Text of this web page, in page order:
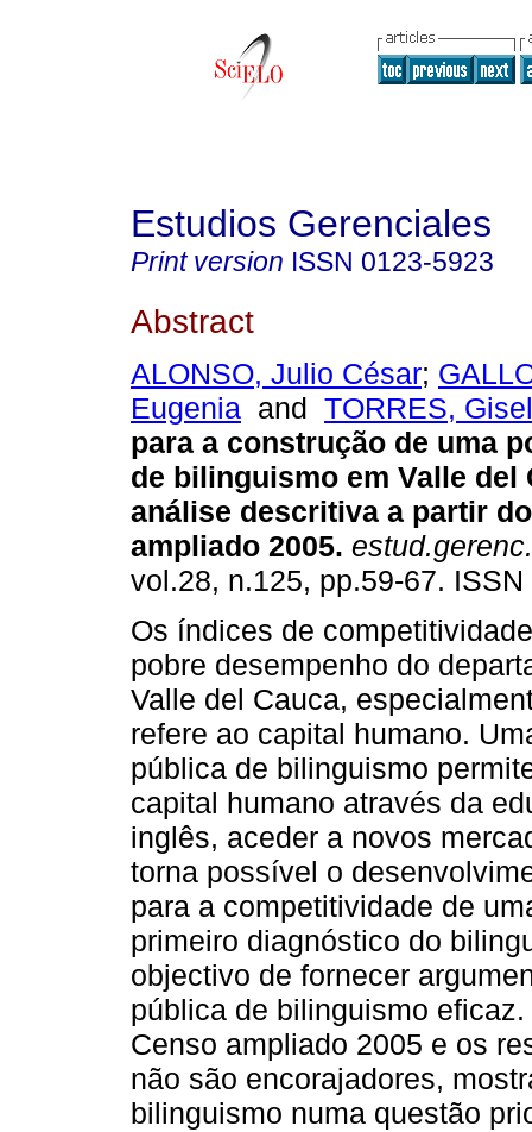
Estudios Gerenciales
Print version ISSN 0123-5923
Abstract
ALONSO, Julio César;
Eugenia and TORRES,
para a construção de uma
de bilinguismo em Valle del
análise descritiva a partir
ampliado 2005. estud.gerenc.
vol.28, n.125, pp.59-67.
Os índices de
pobre desempenho do
Valle del Cauca,
refere ao capital humano.
pública de bilinguismo
capital humano através da
inglês, aceder a novos
torna possível o
para a competitividade de
primeiro diagnóstico do
objectivo de fornecer
pública de bilinguismo
Censo ampliado 2005 e os
não são encorajadores,
bilinguismo numa questão